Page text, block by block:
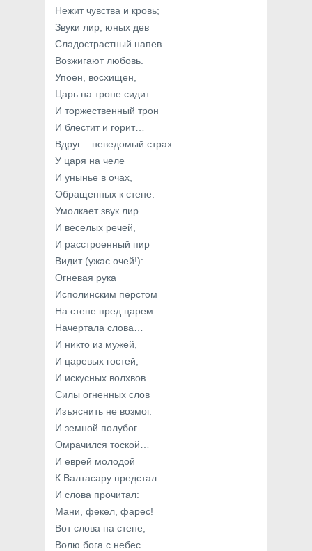
Нежит чувства и кровь;
Звуки лир, юных дев
Сладострастный напев
Возжигают любовь.
Упоен, восхищен,
Царь на троне сидит –
И торжественный трон
И блестит и горит…
Вдруг – неведомый страх
У царя на челе
И унынье в очах,
Обращенных к стене.
Умолкает звук лир
И веселых речей,
И расстроенный пир
Видит (ужас очей!):
Огневая рука
Исполинским перстом
На стене пред царем
Начертала слова…
И никто из мужей,
И царевых гостей,
И искусных волхвов
Силы огненных слов
Изъяснить не возмог.
И земной полубог
Омрачился тоской…
И еврей молодой
К Валтасару предстал
И слова прочитал:
Мани, фекел, фарес!
Вот слова на стене,
Волю бога с небес